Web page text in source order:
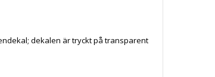
dekalen är tryckt på transparent